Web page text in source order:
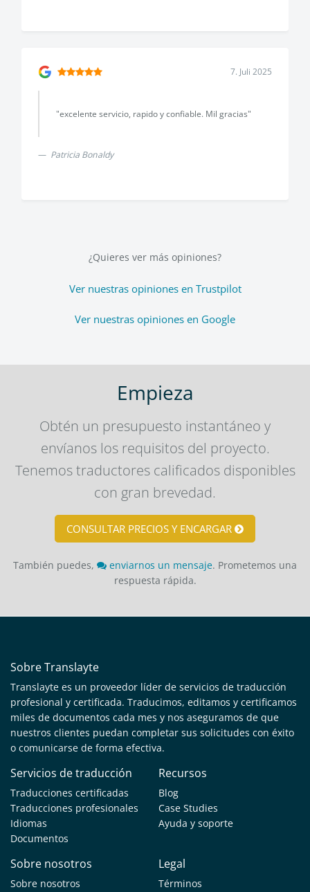
7. Juli 2025
"excelente servicio, rapido y confiable. Mil gracias"
Patricia Bonaldy
¿Quieres ver más opiniones?
Ver nuestras opiniones en Trustpilot
Ver nuestras opiniones en Google
Empieza
Obtén un presupuesto instantáneo y
envíanos los requisitos del proyecto.
Tenemos traductores calificados disponibles
con gran brevedad.
CONSULTAR PRECIOS Y ENCARGAR
También puedes, enviarnos un mensaje. Prometemos una
respuesta rápida.
Sobre Translayte
Translayte es un proveedor líder de servicios de traducción
profesional y certificada. Traducimos, editamos y certificamos
miles de documentos cada mes y nos aseguramos de que
nuestros clientes puedan completar sus solicitudes con éxito
o comunicarse de forma efectiva.
Servicios de traducción
Traducciones certificadas
Traducciones profesionales
Idiomas
Documentos
Recursos
Blog
Case Studies
Ayuda y soporte
Sobre nosotros
Sobre nosotros
Legal
Términos